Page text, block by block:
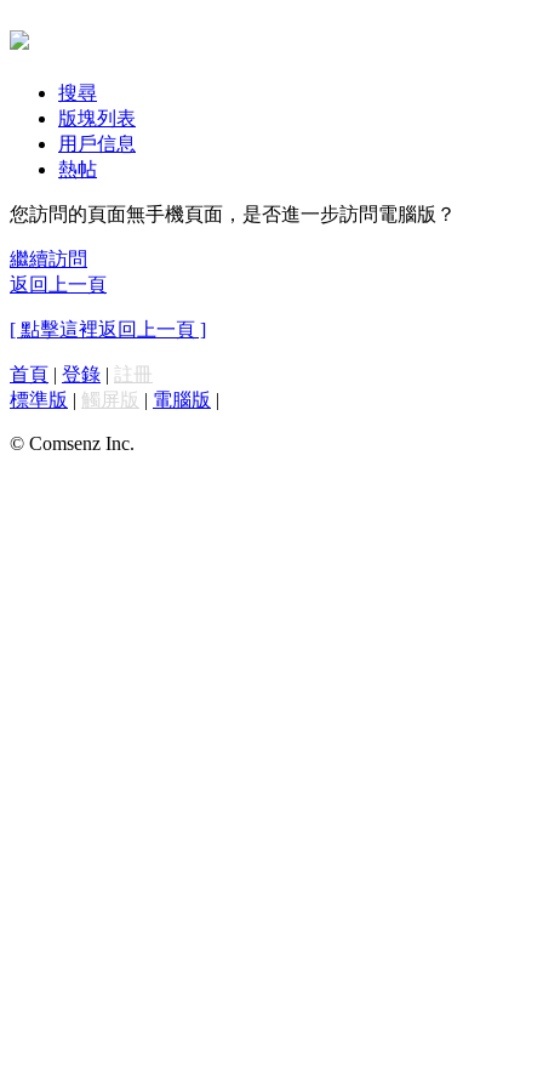
搜尋
版塊列表
用戶信息
熱帖
您訪問的頁面無手機頁面，是否進一步訪問電腦版？
繼續訪問
返回上一頁
[ 點擊這裡返回上一頁 ]
首頁 | 登錄 | 註冊
標準版 | 觸屏版 | 電腦版 |
© Comsenz Inc.